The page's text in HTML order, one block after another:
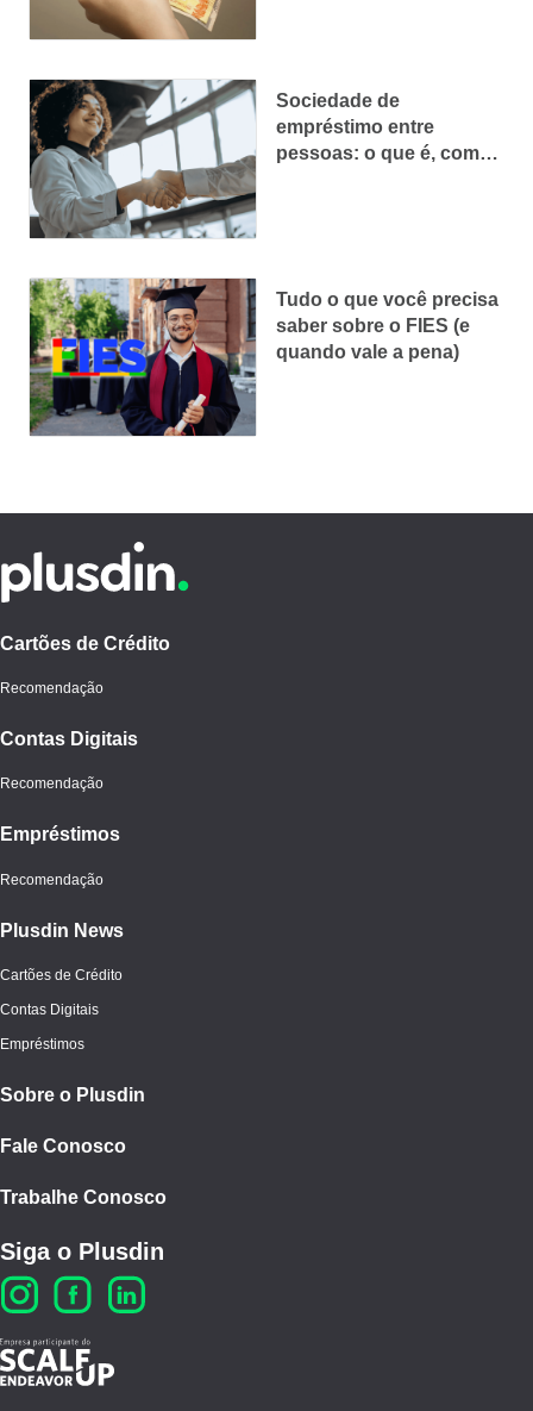
Sociedade de
empréstimo entre
pessoas: o que é, como
Tudo o que você precisa
saber sobre o FIES (e
quando vale a pena)
Cartões de Crédito
Recomendação
Contas Digitais
Recomendação
Empréstimos
Recomendação
Plusdin News
Cartões de Crédito
Contas Digitais
Empréstimos
Sobre o Plusdin
Fale Conosco
Trabalhe Conosco
Siga o Plusdin